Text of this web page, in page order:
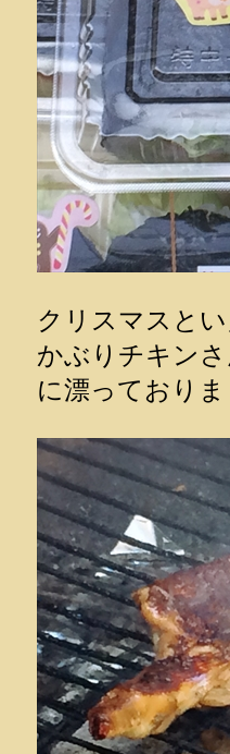
クリスマスと
かぶりチキン
に漂っておりま